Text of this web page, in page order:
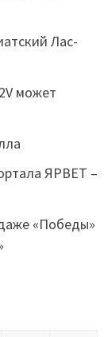
Лас-
может
ЯРВЕТ –
«Победы»